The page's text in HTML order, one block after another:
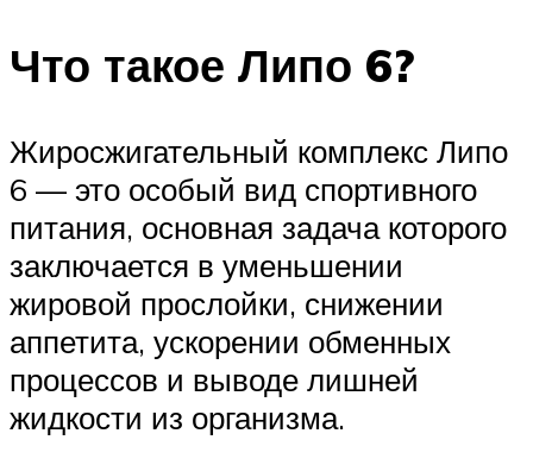
Что такое Липо 6?
Жиросжигательный комплекс Липо
6 — это особый вид спортивного
питания, основная задача которого
заключается в уменьшении
жировой прослойки, снижении
аппетита, ускорении обменных
процессов и выводе лишней
жидкости из организма.